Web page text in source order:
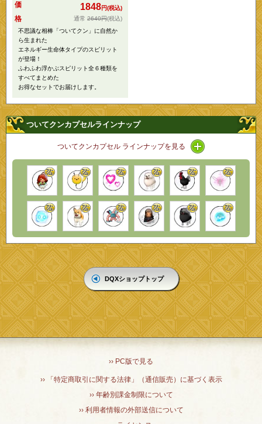
価
格
1848円(税込)
2640円(税込)
不思議な相棒「ついてクン」に自然か
ら生まれた
エネルギー生命体タイプのスピリット
が登場！
ふわふわ浮かぶスピリット全６種類を
すべてまとめた
お得なセットでお届けします。
ついてクンカプセルラインナップ
ついてクンカプセル ラインナップを見る アイコン / ライ
DQXショップトップ
›› PC版で見る
›› 「特定商取引に関する法律」（通信販売）に基づく表示
›› 年齢別課金制限について
›› 利用者情報の外部送信について